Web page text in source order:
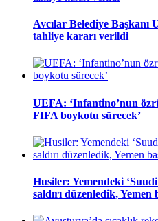
Avcılar Belediye
tahliye kararı verildi
UEFA: ‘Infantino’nun
FIFA boykotu sürecek’
Husiler: Yemendeki
saldırı düzenledik, Yemen